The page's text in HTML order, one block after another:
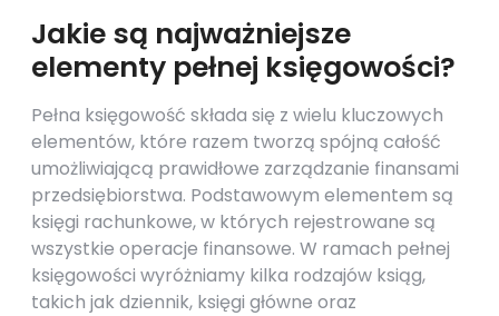
Jakie są najważniejsze
elementy pełnej księgowości?
Pełna księgowość składa się z wielu kluczowych
elementów, które razem tworzą spójną całość
umożliwiającą prawidłowe zarządzanie finansami
przedsiębiorstwa. Podstawowym elementem są
księgi rachunkowe, w których rejestrowane są
wszystkie operacje finansowe. W ramach pełnej
księgowości wyróżniamy kilka rodzajów ksiąg,
takich jak dziennik, księgi główne oraz